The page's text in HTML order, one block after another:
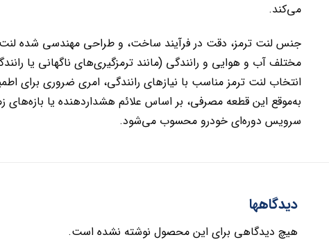
می‌کند.
جنس لنت ترمز، دقت در فرآیند ساخت، و طراحی مهندسی شده
مختلف آب و هوایی و رانندگی (مانند ترمزگیری‌های ناگهانی یا
انتخاب لنت ترمز مناسب با نیازهای رانندگی، امری ضروری برای
به‌موقع این قطعه مصرفی، بر اساس علائم هشداردهنده یا
سرویس دوره‌ای خودرو محسوب می‌شود.
دیدگاهها
هیچ دیدگاهی برای این محصول نوشته نشده است.